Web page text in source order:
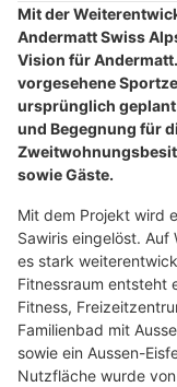
Mit der
Andermatt Swiss
Vision für
vorgesehene
ursprünglich
und Begegnung für
sowie Gäste.
Mit dem Projekt wird
Sawiris eingelöst.
es stark
Fitnessraum entsteht
Fitness,
Familienbad mit
sowie ein Aussen-
Nutzfläche wurde